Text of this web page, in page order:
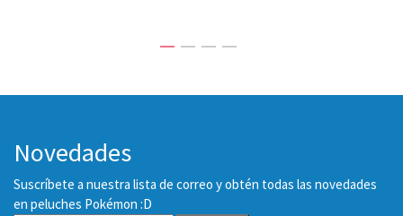
Novedades
Suscríbete a nuestra lista de correo y obtén todas las novedades
en peluches Pokémon :D